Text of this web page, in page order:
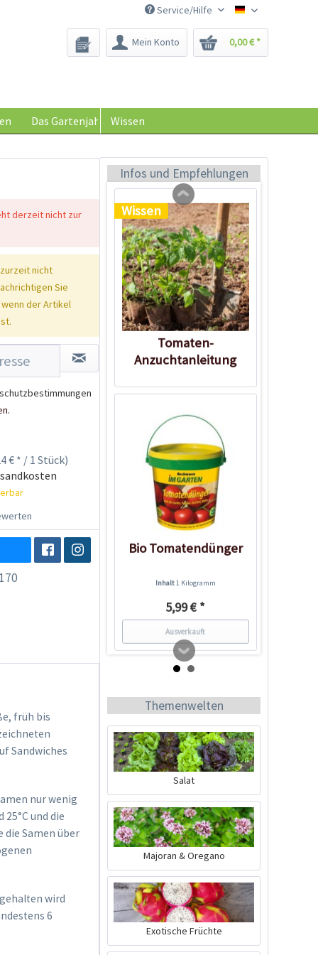
Saatgut-Biene
Service/Hilfe
Mein Konto 0,00 € *
Das Gartenjahr Wissen
derzeit nicht zur
nicht
Sie
der Artikel
€ * / 1 Stück)
früh bis
Sandwiches
nur wenig
und die
die Samen über
wird
6
Infos und Empfehlungen
39,90 € *
Wissen
Tomaten-
Anzuchtanleitung
Bio Tomatendünger
Inhalt1 Kilogramm
5,99 € *
Ausverkauft
Tomato Buddy
Inhalt1 Stück
19,99 € *
Jetzt bestellen
Themenwelten
Salat
Majoran & Oregano
Exotische Früchte